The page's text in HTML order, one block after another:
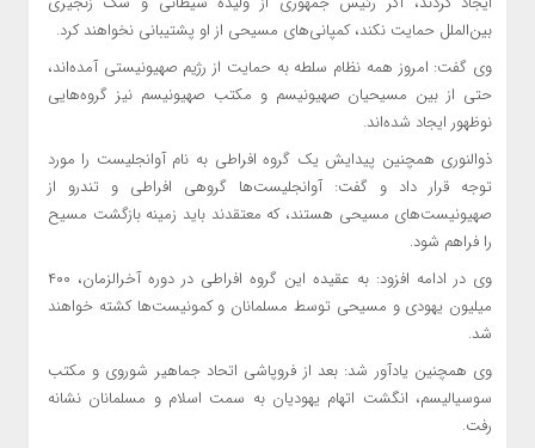
بین‌الملل حمایت نکند، کمپانی‌های مسیحی از او پشتیبانی نخواهند کرد.
وی گفت: امروز همه نظام سلطه به حمایت از رژیم صهیونیستی آمده‌اند،
حتی از بین مسیحیان صهیونیسم و مکتب صهیونیسم نیز گروه‌هایی
نوظهور ایجاد شده‌اند.
ذوالنوری همچنین پیدایش یک گروه افراطی به نام آوانجلیست را مورد
توجه قرار داد و گفت: آوانجلیست‌ها گروهی افراطی و تندرو از
صهیونیست‌های مسیحی هستند، که معتقدند باید زمینه بازگشت مسیح
را فراهم شود.
وی در ادامه افزود: به عقیده این گروه افراطی در دوره آخرالزمان، ۴۰۰
میلیون یهودی و مسیحی توسط مسلمانان و کمونیست‌ها کشته خواهند
شد.
وی همچنین یادآور شد: بعد از فروپاشی اتحاد جماهیر شوروی و مکتب
سوسیالیسم، انگشت‌ اتهام یهودیان به سمت اسلام و مسلمانان نشانه
رفت.